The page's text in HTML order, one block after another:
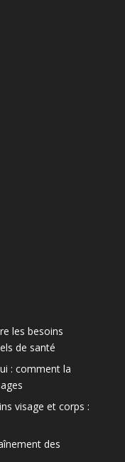
les besoins
de santé
: comment la
visage et corps :
des